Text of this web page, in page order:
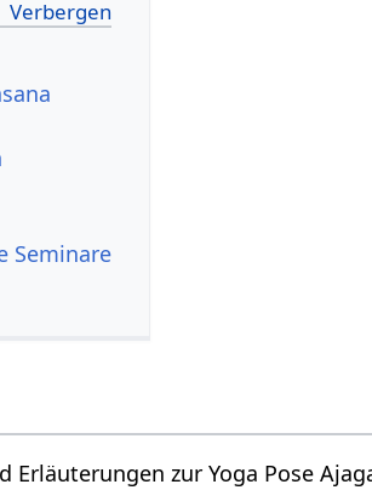
Seminare
zur Yoga Pose